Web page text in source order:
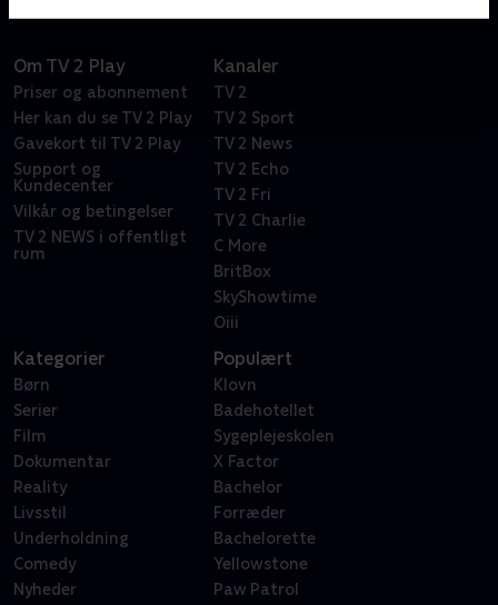
Om TV 2 Play
Priser og abonnement
Her kan du se TV 2 Play
Gavekort til TV 2 Play
Support og
Kundecenter
Vilkår og betingelser
TV 2 NEWS i offentligt
rum
Kanaler
TV 2
TV 2 Sport
TV 2 News
TV 2 Echo
TV 2 Fri
TV 2 Charlie
C More
BritBox
SkyShowtime
Oiii
Kategorier
Børn
Serier
Film
Dokumentar
Reality
Livsstil
Underholdning
Comedy
Nyheder
Populært
Klovn
Badehotellet
Sygeplejeskolen
X Factor
Bachelor
Forræder
Bachelorette
Yellowstone
Paw Patrol